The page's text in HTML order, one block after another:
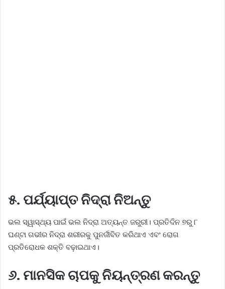
୫. ପର୍ଯ୍ୟାପ୍ତ ନିଦ୍ରା ନିଅନ୍ତୁ
ଭଲ ସ୍ୱାସ୍ଥ୍ୟ ପାଇଁ ଭଲ ନିଦ୍ରା ଅତ୍ୟନ୍ତ ଜରୁରୀ। ପ୍ରତିଦିନ ୭ରୁ ୮
ଘଣ୍ଟା ଗଭୀର ନିଦ୍ରା ଶରୀରକୁ ପୁନର୍ଜୀବିତ କରିଥାଏ ଏବଂ ରୋଗ
ପ୍ରତିରୋଧକ ଶକ୍ତି ବଢ଼ାଇଥାଏ।
୬. ମାନସିକ ଚାପକୁ ନିୟନ୍ତ୍ରଣ କରନ୍ତୁ